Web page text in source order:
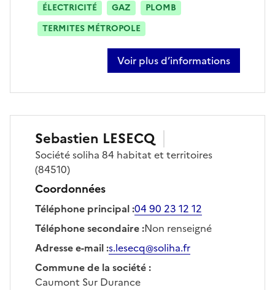
ÉLECTRICITÉ
GAZ
PLOMB
TERMITES MÉTROPOLE
Voir plus d’informations
sur dimitri feraud
Sebastien LESECQ
Sociétésoliha 84 habitat et territoires
(84510)
Coordonnées
Téléphone principal:04 90 23 12 12
Téléphone secondaire:Non renseigné
Adresse e-mail:s.lesecq@soliha.fr
Commune de la société:
Caumont Sur Durance